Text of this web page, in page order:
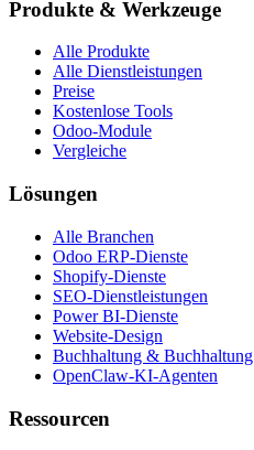
Produkte & Werkzeuge
Alle Produkte
Alle Dienstleistungen
Preise
Kostenlose Tools
Odoo-Module
Vergleiche
Lösungen
Alle Branchen
Odoo ERP-Dienste
Shopify-Dienste
SEO-Dienstleistungen
Power BI-Dienste
Website-Design
Buchhaltung & Buchhaltung
OpenClaw-KI-Agenten
Ressourcen